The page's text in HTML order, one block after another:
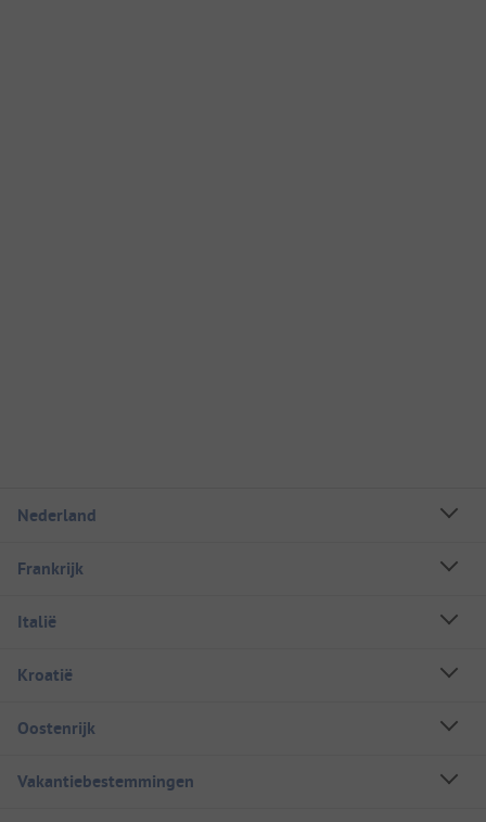
Nederland
Frankrijk
Italië
Kroatië
Oostenrijk
Vakantiebestemmingen